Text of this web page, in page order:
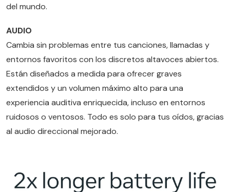
del mundo.
AUDIO
Cambia sin problemas entre tus canciones, llamadas y
entornos favoritos con los discretos altavoces abiertos.
Están diseñados a medida para ofrecer graves
extendidos y un volumen máximo alto para una
experiencia auditiva enriquecida, incluso en entornos
ruidosos o ventosos. Todo es solo para tus oídos, gracias
al audio direccional mejorado.